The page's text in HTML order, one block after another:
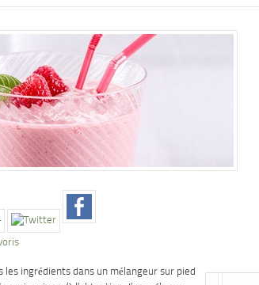
les ingrédients dans un mélangeur sur pied